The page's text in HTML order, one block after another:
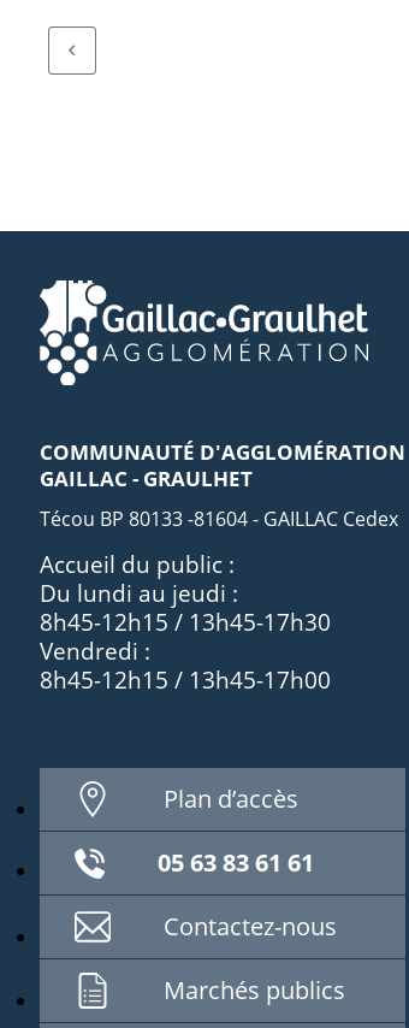
COMMUNAUTÉ D'AGGLOMÉRATION
GAILLAC - GRAULHET
Técou BP 80133 -81604 - GAILLAC Cedex
Accueil du public :
Du lundi au jeudi :
8h45-12h15 / 13h45-17h30
Vendredi :
8h45-12h15 / 13h45-17h00
Plan d’accès
05 63 83 61 61
Contactez-nous
Marchés publics